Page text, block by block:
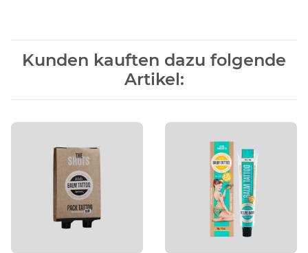
Kunden kauften dazu folgende
Artikel: